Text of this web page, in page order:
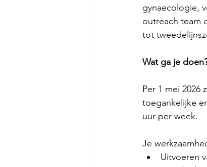
gynaecologie,
outreach team
tot
Wat ga je
Per 1 mei 2026
toegankelijke
uur per week.
Je
Uitvoeren